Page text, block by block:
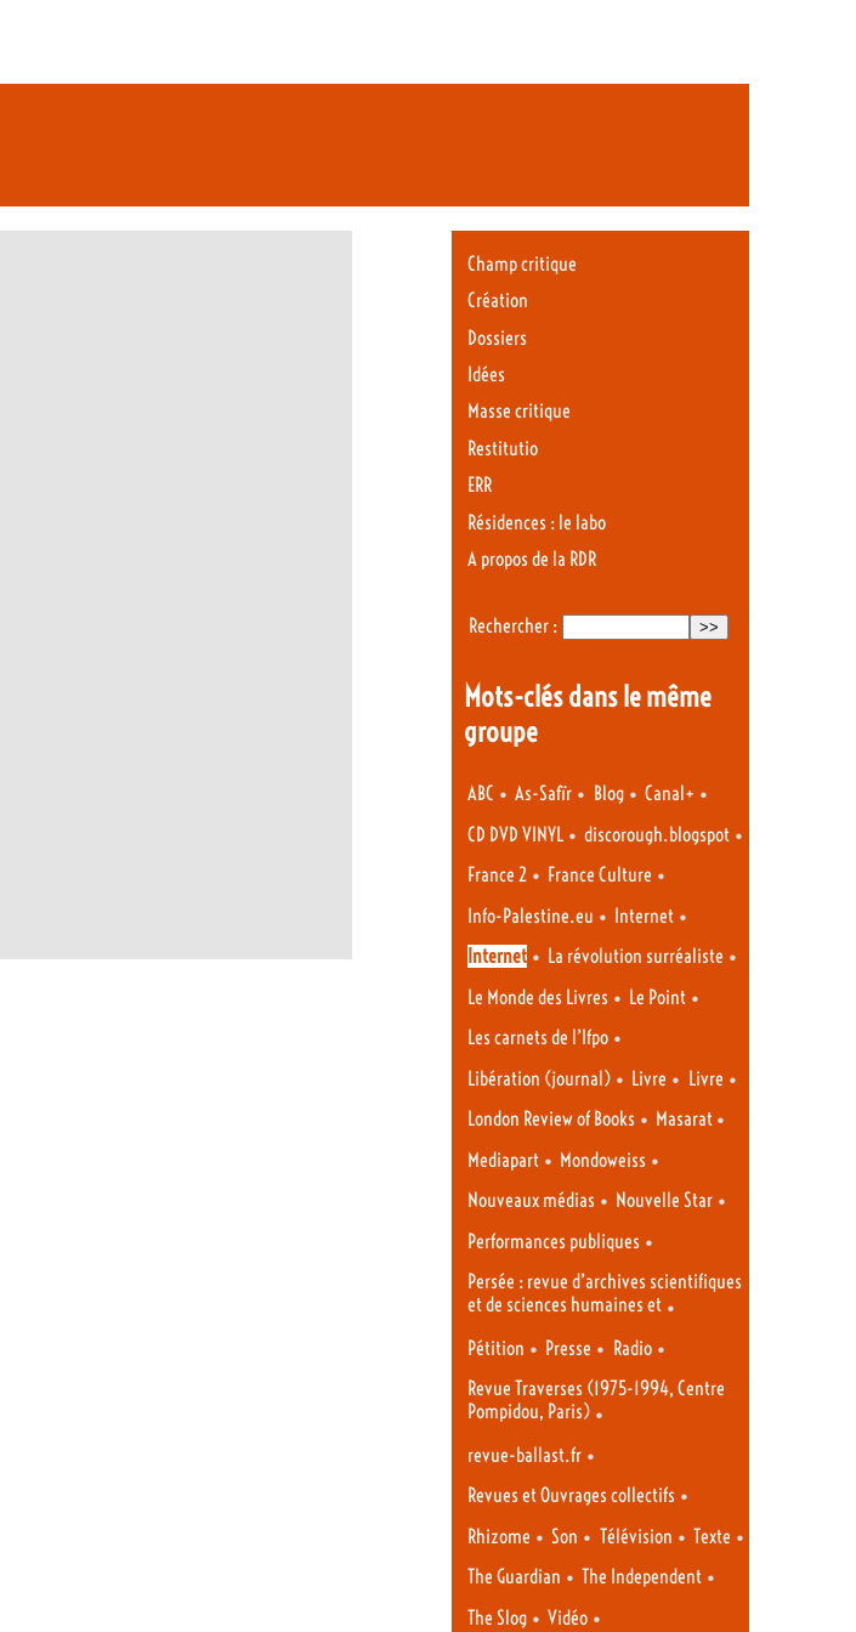
Champ critique
Création
Dossiers
Idées
Masse critique
Restitutio
ERR
Résidences : le labo
A propos de la RDR
Rechercher :
Mots-clés dans le même
groupe
ABC • As-Safïr • Blog• Canal+ •
CD DVD VINYL • discorough.blogspot •
France 2 • France Culture •
Info-Palestine.eu • Internet •
Internet • La révolution surréaliste •
Le Monde des Livres • Le Point •
Les carnets de l’Ifpo •
Libération (journal) • Livre • Livre •
London Review of Books • Masarat •
Mediapart • Mondoweiss •
Nouveaux médias • Nouvelle Star •
Performances publiques •
Persée : revue d’archives scientifiques
et de sciences humaines et •
Pétition • Presse • Radio•
Revue Traverses (1975-1994, Centre
Pompidou, Paris) •
revue-ballast.fr •
Revues et Ouvrages collectifs •
Rhizome • Son • Télévision • Texte •
The Guardian • The Independent •
The Slog • Vidéo •